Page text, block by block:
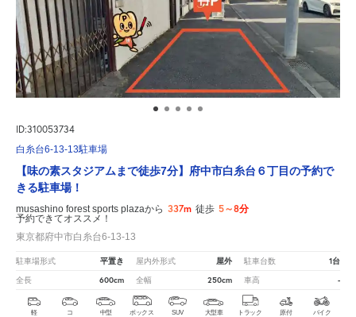
ID:310053734
白糸台6-13-13駐車場
【味の素スタジアムまで徒歩7分】府中市白糸台６丁目の予約で
きる駐車場！
musashino forest sports plazaから 337m 徒歩 5～8分
予約できてオススメ！
東京都府中市白糸台6-13-13
駐車場形式 平置き 屋内外形式 屋外 駐車台数 1台
全長 600cm 全幅 250cm 車高 -
軽 コ 中型 ボックス SUV 大型車 トラック 原付 バイク